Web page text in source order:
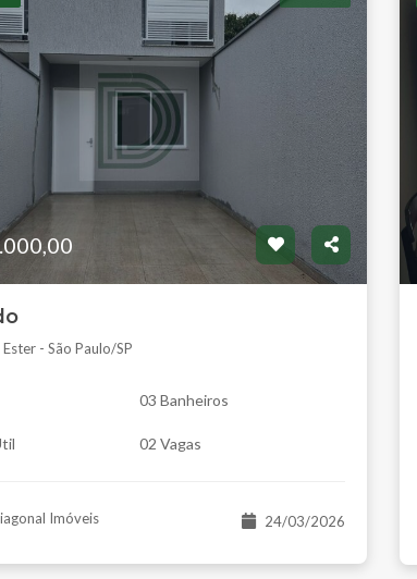
Ester - São Paulo/SP
03 Banheiros
02 Vagas
Imóveis 24/03/2026